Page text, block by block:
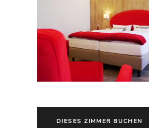
DIESES ZIMMER BUCHEN